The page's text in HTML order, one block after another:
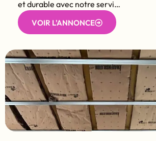
et durable avec notre servi…
VOIR L'ANNONCE